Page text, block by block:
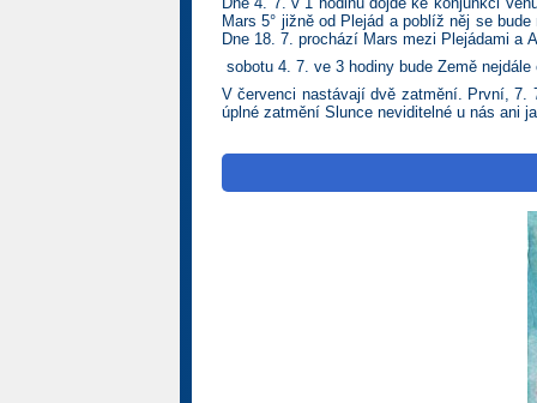
Mars 5° jižně od Plejád a poblíž něj se
Dne 18. 7. prochází Mars mezi Plejádami a
sobotu 4. 7. ve 3 hodiny bude Země
V červenci nastávají dvě zatmění. První, 7.
úplné zatmění Slunce neviditelné u nás ani